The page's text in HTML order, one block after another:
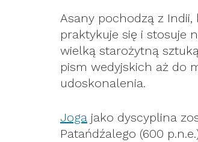
Asany pochodzą z Indii,
praktykuje się i stosuje
wielką starożytną
pism wedyjskich aż do
udoskonalenia.
Joga jako dyscyplina
Patańdźalego (600